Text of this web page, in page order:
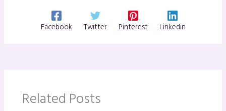
Facebook Twitter Pinterest Linkedin
Related Posts